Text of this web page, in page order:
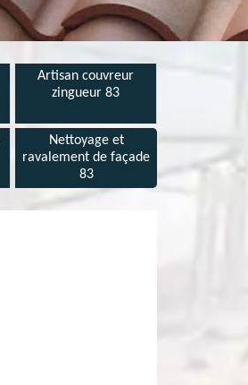
Artisan couvreur
zingueur 83
Nettoyage et
ravalement de façade
83